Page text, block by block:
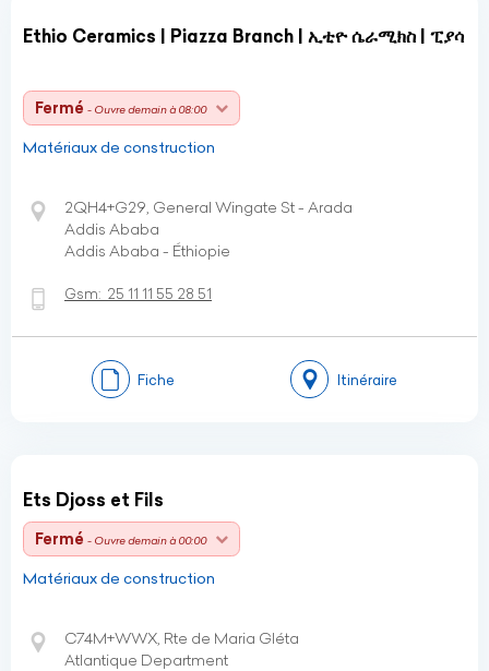
Ethio Ceramics | Piazza Branch | ኢቲዮ ሴራሚክስ | ፒያሳ
Fermé - Ouvre demain à 08:00
Matériaux de construction
2QH4+G29, General Wingate St - Arada
Addis Ababa
Addis Ababa - Éthiopie
Gsm: 25 11 11 55 28 51
Fiche Itinéraire
Ets Djoss et Fils
Fermé - Ouvre demain à 00:00
Matériaux de construction
C74M+WWX, Rte de Maria Gléta
Atlantique Department